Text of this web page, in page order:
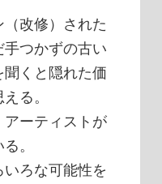
改修）された
つかずの古い
くと隠れた価
る。
ーティストが
。
ろな可能性を